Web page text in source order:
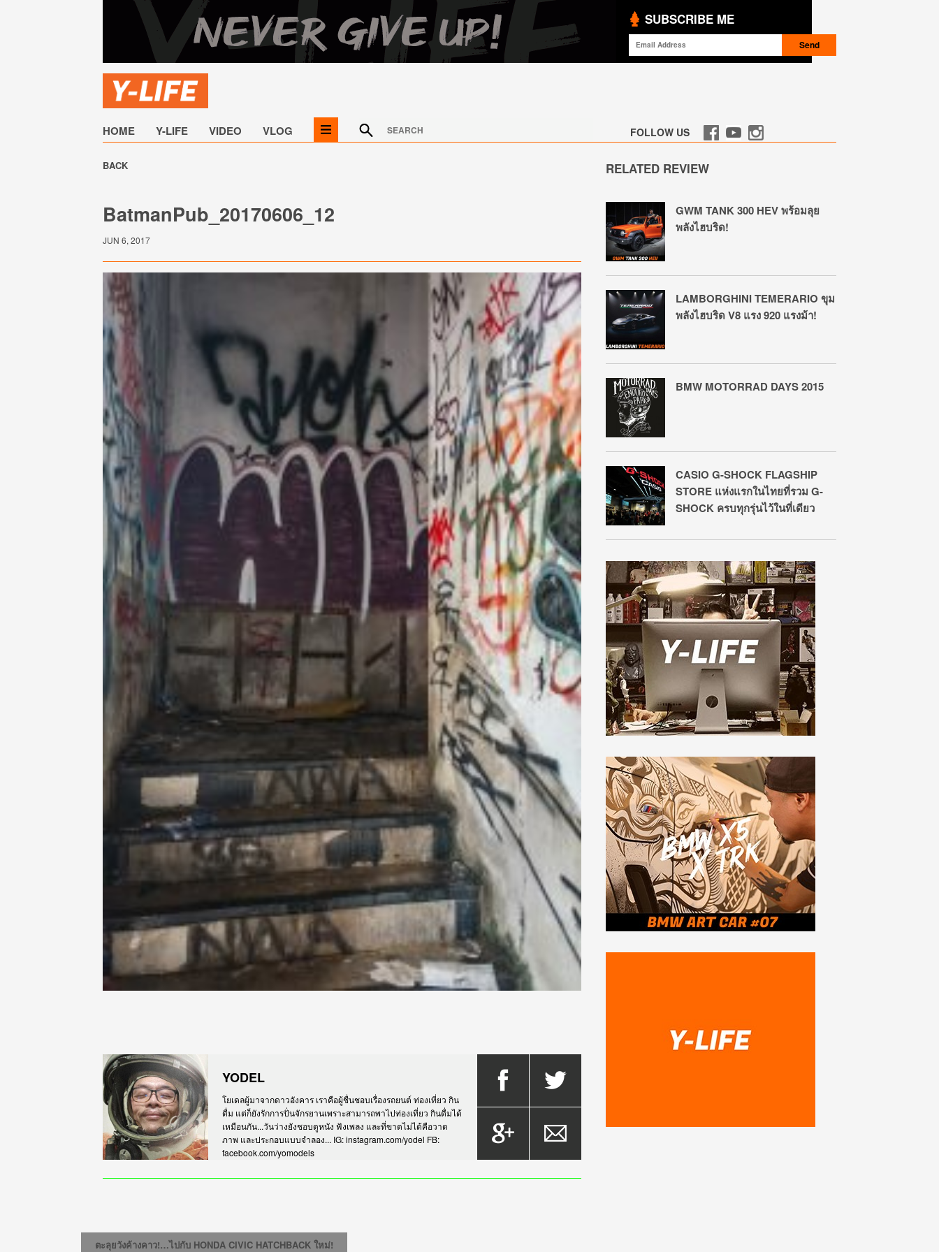
SUBSCRIBE ME
HOME Y-LIFE VIDEO VLOG FOLLOW US
BACK
BatmanPub_20170606_12
JUN 6, 2017
YODEL
โยเดลผู้มาจากดาวอังคาร เราคือผู้ชื่นชอบเรื่องรถยนต์ ท่องเที่ยว กิน
ดื่ม แต่ก็ยังรักการปั่นจักรยานเพราะสามารถพาไปท่องเที่ยว กินดื่มได้
เหมือนกัน...วันว่างยังชอบดูหนัง ฟังเพลง และที่ขาดไม่ได้คือวาด
ภาพ และประกอบแบบจำลอง... IG: instagram.com/yodel FB:
facebook.com/yomodels
RELATED REVIEW
GWM TANK 300 HEV พร้อมลุย
พลังไฮบริด!
LAMBORGHINI TEMERARIO ขุม
พลังไฮบริด V8 แรง 920 แรงม้า!
BMW MOTORRAD DAYS 2015
CASIO G-SHOCK FLAGSHIP
STORE แห่งแรกในไทยที่รวม G-
SHOCK ครบทุกรุ่นไว้ในที่เดียว
ตะลุยวังค้างคาว!…ไปกับ HONDA CIVIC HATCHBACK ใหม่!